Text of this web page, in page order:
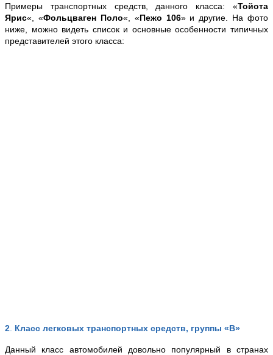
Примеры транспортных средств, данного класса: «Тойота
Ярис«, «Фольцваген Поло«, «Пежо 106» и другие. На фото
ниже, можно видеть список и основные особенности типичных
представителей этого класса:
2 Класс легковых транспортных средств, группы «B»
Данный класс автомобилей довольно популярный в странах